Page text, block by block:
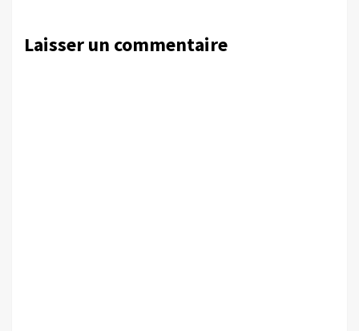
Laisser un commentaire